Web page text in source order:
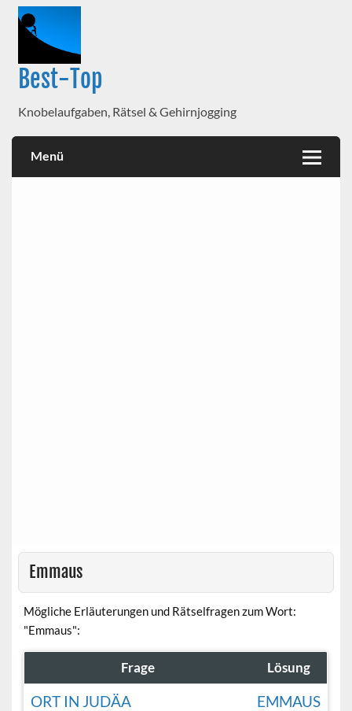
Best-Top
Knobelaufgaben, Rätsel & Gehirnjogging
Menü
Emmaus
Mögliche Erläuterungen und Rätselfragen zum Wort:
"Emmaus":
Frage Lösung
ORT IN JUDÄA
EMMAUS